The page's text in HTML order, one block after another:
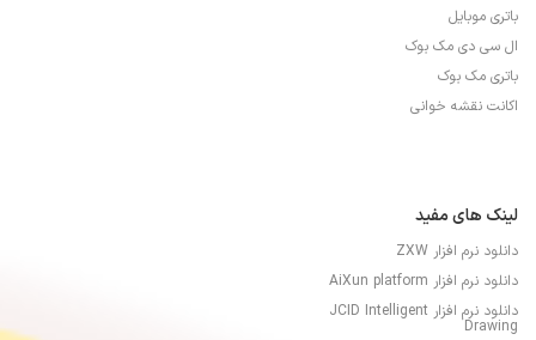
باتری موبایل
ال سی دی مک بوک
باتری مک بوک
اکانت نقشه خوانی
لینک های مفید
دانلود نرم افزار ZXW
دانلود نرم افزار AiXun platform
دانلود نرم افزار JCID Intelligent
Drawing